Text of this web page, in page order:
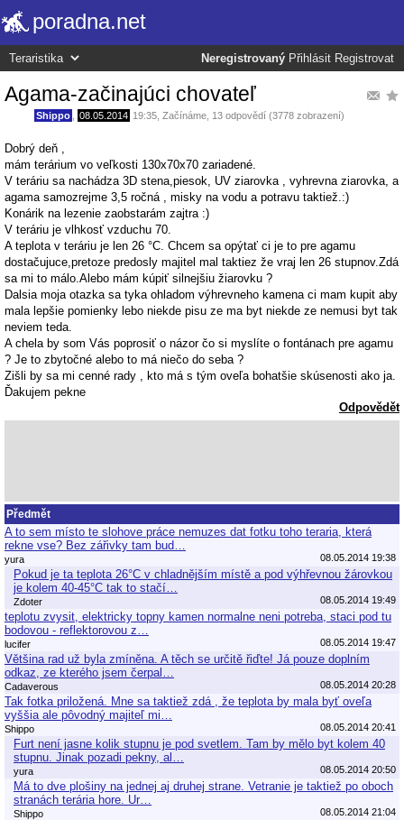
poradna.net
Neregistrovaný Přihlásit Registrovat
Agama-začinajúci chovateľ
Shippo 08.05.2014 19:35 Začínáme , 13 odpovědí (3778 zobrazení)
Dobrý deň ,
mám terárium vo veľkosti 130x70x70 zariadené.
V teráriu sa nachádza 3D stena,piesok, UV ziarovka , vyhrevna ziarovka, a
agama samozrejme 3,5 ročná , misky na vodu a potravu taktiež.:)
Konárik na lezenie zaobstarám zajtra :)
V teráriu je vlhkosť vzduchu 70.
A teplota v teráriu je len 26 °C. Chcem sa opýtať ci je to pre agamu
dostačujuce,pretoze predosly majitel mal taktiez že vraj len 26 stupnov.Zdá
sa mi to málo.Alebo mám kúpiť silnejšiu žiarovku ?
Dalsia moja otazka sa tyka ohladom výhrevneho kamena ci mam kupit aby
mala lepšie pomienky lebo niekde pisu ze ma byt niekde ze nemusi byt tak
neviem teda.
A chela by som Vás poprosiť o názor čo si myslíte o fontánach pre agamu
? Je to zbytočné alebo to má niečo do seba ?
Zišli by sa mi cenné rady , kto má s tým oveľa bohatšie skúsenosti ako ja.
Ďakujem pekne
Odpovědět
Předmět
A to sem místo te slohove práce nemuzes dat fotku toho teraria, která
rekne vse? Bez zářivky tam bud…
yura 08.05.2014 19:38
Pokud je ta teplota 26°C v chladnějším místě a pod výhřevnou žárovkou
je kolem 40-45°C tak to stačí…
Zdoter 08.05.2014 19:49
teplotu zvysit, elektricky topny kamen normalne neni potreba, staci pod tu
bodovou - reflektorovou z…
lucifer 08.05.2014 19:47
Většina rad už byla zmíněna. A těch se určitě řiďte! Já pouze doplním
odkaz, ze kterého jsem čerpal…
Cadaverous 08.05.2014 20:28
Tak fotka priložená. Mne sa taktiež zdá , že teplota by mala byť oveľa
vyššia ale pôvodný majiteľ mi…
Shippo 08.05.2014 20:41
Furt není jasne kolik stupnu je pod svetlem. Tam by mělo byt kolem 40
stupnu. Jinak pozadi pekny, al…
yura 08.05.2014 20:50
Má to dve plošiny na jednej aj druhej strane. Vetranie je taktiež po oboch
stranách terária hore. Ur…
Shippo 08.05.2014 21:04